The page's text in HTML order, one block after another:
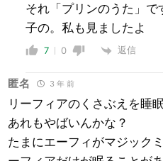
それ「プリンのうた」
子の。私も見ましたよ
7 0 返信
匿名 3 年 前
リーフィアのくさぶえを睡
あれもやばいんかな？
たまにエーフィがマジック